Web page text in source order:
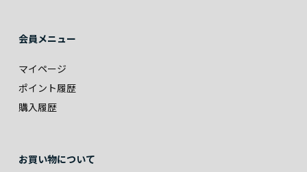
会員メニュー
マイページ
ポイント履歴
購入履歴
お買い物について